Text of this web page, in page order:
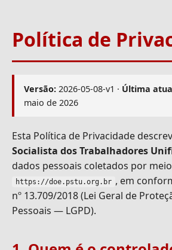
Política de
Versão: 2026-05-08-v1 · Última
maio de 2026
Esta Política de Privacidade
Socialista dos Trabalhadores
dados pessoais coletados por
https://doe.pstu.org.br , em
nº 13.709/2018 (Lei Geral de
Pessoais — LGPD).